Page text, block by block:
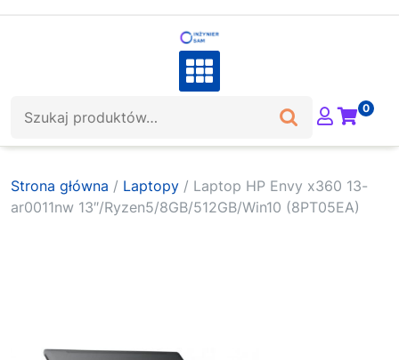
0
Strona główna / Laptopy / Laptop HP Envy x360 13-
ar0011nw 13″/Ryzen5/8GB/512GB/Win10 (8PT05EA)